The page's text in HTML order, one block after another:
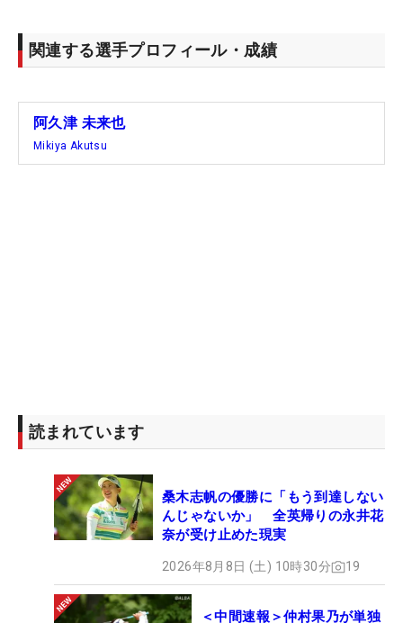
というのはものすごい大きいこと。せっかくだから
こそ、そこに滑り込みたい」。あす、コース攻略の
夏希）
関連する選手プロフィール・成績
阿久津 未来也
Mikiya Akutsu
読まれています
桑木志帆の優勝に「もう到達しない
んじゃないか」 全英帰りの永井花
奈が受け止めた現実
2026年8月8日 (土) 10時30分 19
＜中間速報＞仲村果乃が単独